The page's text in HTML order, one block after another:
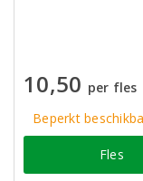
10,50 per fles
Beperkt
Fles